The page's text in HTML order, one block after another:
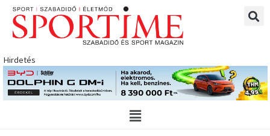
Skip
content
Hirdetés
Main
Menu